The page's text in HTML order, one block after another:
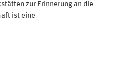
zur Erinnerung an die
ist eine